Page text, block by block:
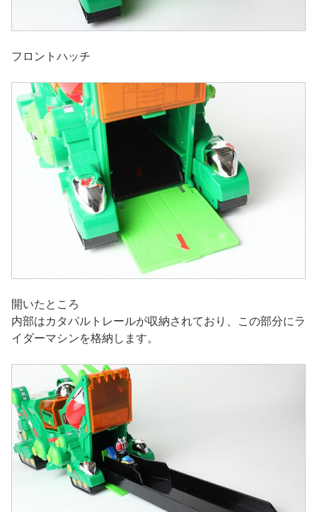
フロントハッチ
開いたところ
内部はカタパルトレールが収納されており、この部分にラ
イダーマシンを格納します。